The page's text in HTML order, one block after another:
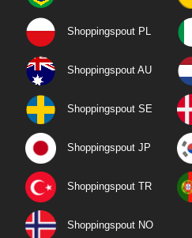
Shoppingspout PL
Shoppingspout AU
Shoppingspout SE
Shoppingspout JP
Shoppingspout TR
Shoppingspout NO